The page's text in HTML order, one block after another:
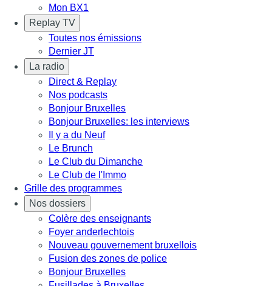
Mon BX1
Replay TV
Toutes nos émissions
Dernier JT
La radio
Direct & Replay
Nos podcasts
Bonjour Bruxelles
Bonjour Bruxelles: les interviews
Il y a du Neuf
Le Brunch
Le Club du Dimanche
Le Club de l'Immo
Grille des programmes
Nos dossiers
Colère des enseignants
Foyer anderlechtois
Nouveau gouvernement bruxellois
Fusion des zones de police
Bonjour Bruxelles